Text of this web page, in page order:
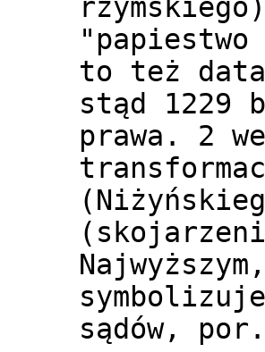
to też
stąd 1229
prawa. 2
sądów,